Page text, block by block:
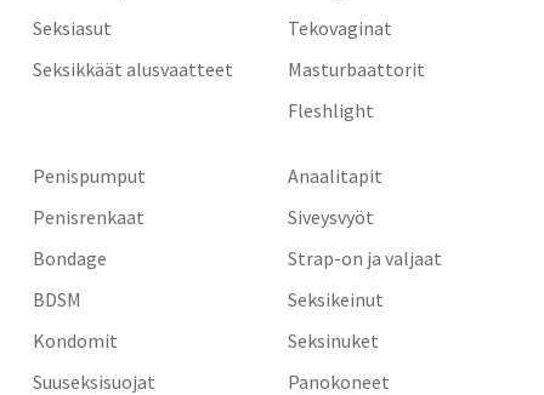
Seksiasut
Seksikkäät alusvaatteet
Tekovaginat
Masturbaattorit
Fleshlight
Penispumput
Penisrenkaat
Bondage
BDSM
Kondomit
Suuseksisuojat
Anaalitapit
Siveysvyöt
Strap-on ja valjaat
Seksikeinut
Seksinuket
Panokoneet